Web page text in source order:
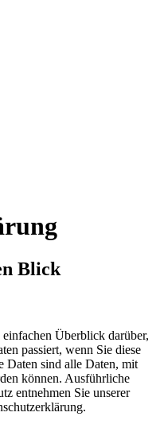
Blick
Überblick darüber,
passiert, wenn Sie diese
Daten sind alle Daten, mit
können. Ausführliche
entnehmen Sie unserer